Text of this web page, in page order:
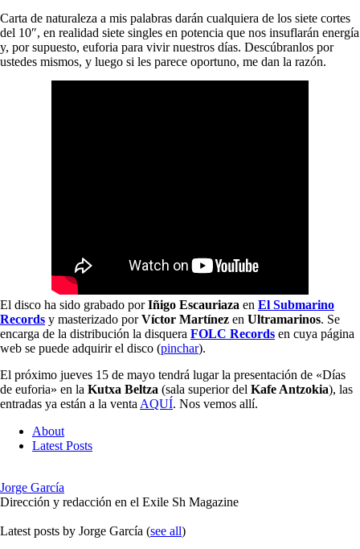
Carta de naturaleza a mis palabras darán cualquiera de los siete cortes
del 10″, en realidad siete singles en potencia que nos insuflarán energía
y, por supuesto, euforia para vivir nuestros días. Descúbranlos por
ustedes mismos, y luego si les parece oportuno, me dan la razón.
El disco ha sido grabado porIñigo Escauriaza en El Submarino
Records y masterizado porVíctor Martínez en Ultramarinos. Se
encarga de la distribución la disquera FOLC Records en cuya página
web se puede adquirir el disco (pinchar).
El próximo jueves 15 de mayo tendrá lugar la presentación de «Días
de euforia» en la Kutxa Beltza (sala superior del Kafe Antzokia), las
entradas ya están a la venta AQUÍ. Nos vemos allí.
About
Latest Posts
Jorge García
Dirección y redacción en el Exile Sh Magazine
Latest posts by Jorge García (see all)